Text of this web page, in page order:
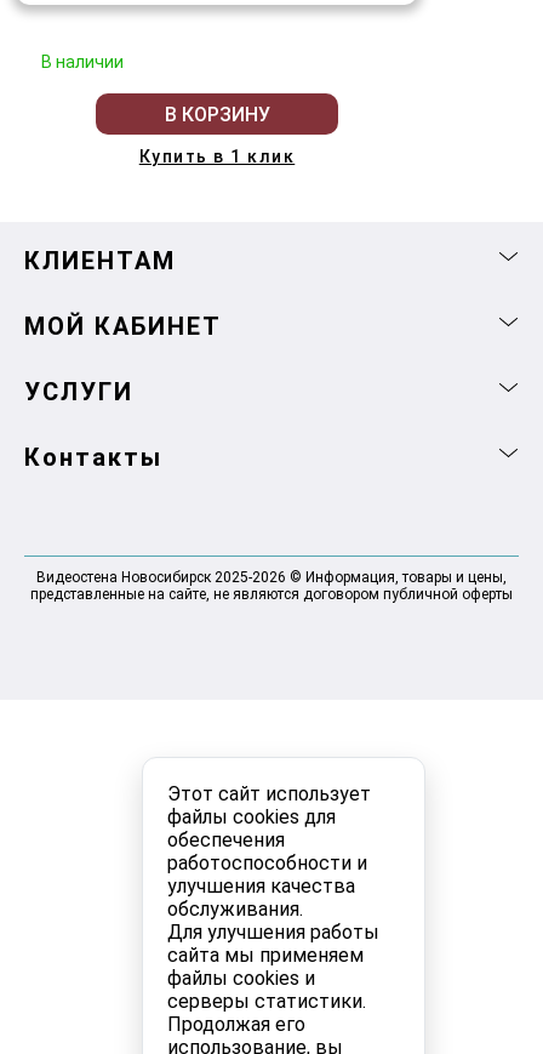
Этот сайт использует
файлы cookies для
обеспечения
работоспособности и
улучшения качества
обслуживания.
Для улучшения работы
сайта мы применяем
файлы cookies и
серверы статистики.
Продолжая его
использование, вы
В наличии
В КОРЗИНУ
Купить в 1 клик
КЛИЕНТАМ
МОЙ КАБИНЕТ
УСЛУГИ
Контакты
Видеостена Новосибирск 2025-2026 © Информация, товары и цены,
представленные на сайте, не являются договором публичной оферты